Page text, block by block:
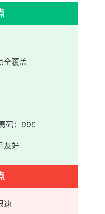
全覆盖
码：999
友好
速